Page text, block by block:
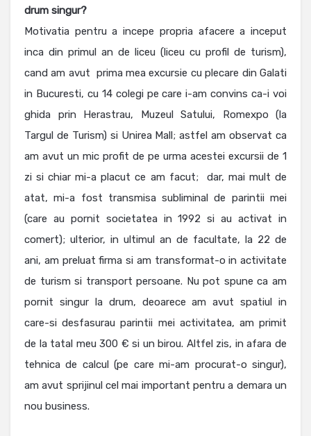
drum singur?
Motivatia pentru a incepe propria afacere a inceput
inca din primul an de liceu (liceu cu profil de turism),
cand am avut prima mea excursie cu plecare din Galati
in Bucuresti, cu 14 colegi pe care i-am convins ca-i voi
ghida prin Herastrau, Muzeul Satului, Romexpo (la
Targul de Turism) si Unirea Mall; astfel am observat ca
am avut un mic profit de pe urma acestei excursii de 1
zi si chiar mi-a placut ce am facut; dar, mai mult de
atat, mi-a fost transmisa subliminal de parintii mei
(care au pornit societatea in 1992 si au activat in
comert); ulterior, in ultimul an de facultate, la 22 de
ani, am preluat firma si am transformat-o in activitate
de turism si transport persoane. Nu pot spune ca am
pornit singur la drum, deoarece am avut spatiul in
care-si desfasurau parintii mei activitatea, am primit
de la tatal meu 300 € si un birou. Altfel zis, in afara de
tehnica de calcul (pe care mi-am procurat-o singur),
am avut sprijinul cel mai important pentru a demara un
nou business.